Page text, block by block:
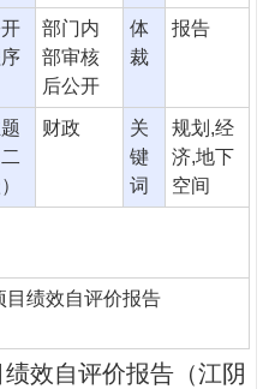
部门内
部审核
后公开
体
裁
报告
二
财政
关
键
词
规划,经
济,地下
空间
目绩效自评价报告
效自评价报告（江阴